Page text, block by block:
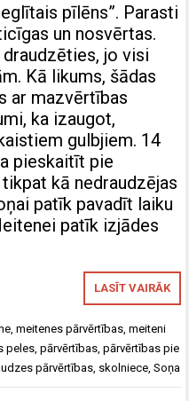
pīlēns”. Parasti
un nosvērtas.
jo visi
Kā likums, šādas
ar mazvērtības
ka izaugot,
gulbjiem. 14
pieskaitīt pie
kā nedraudzējas
patīk pavadīt laiku
patīk izjādes
LASĪT VAIRĀK
,meitenes pārvērtības ,meiteni
peles ,pārvērtības ,pārvērtības pie
pārvērtības skolniece ,Soņa